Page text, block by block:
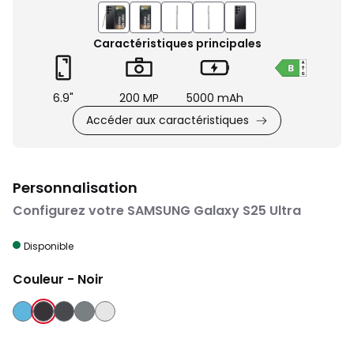
Caractéristiques principales
6.9" 200 MP
5000 mAh
Accéder aux caractéristiques
Personnalisation
Configurez votre SAMSUNG Galaxy S25 Ultra
Disponible
Couleur - Noir
BLEU NOIR NOIR ARGENT